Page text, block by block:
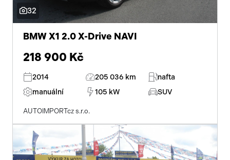
32
BMW X1 2.0 X-Drive NAVI
218 900 Kč
2014 205 036 km
nafta
manuální
105 kW SUV
AUTOIMPORTcz s.r.o.